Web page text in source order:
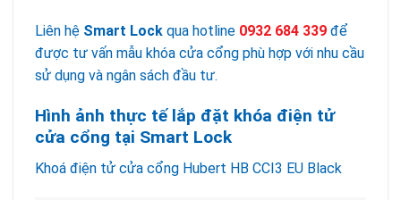
Liên hệ Smart Lock qua hotline 0932 684 339 để
được tư vấn mẫu khóa cửa cổng phù hợp với nhu cầu
sử dụng và ngân sách đầu tư.
Hình ảnh thực tế lắp đặt khóa điện tử
cửa cổng tại Smart Lock
Khoá điện tử cửa cổng Hubert HB CCI3 EU Black